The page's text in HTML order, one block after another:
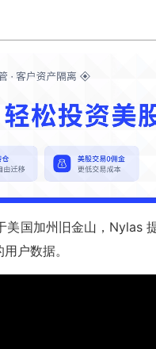
国加州旧金山，Nylas
户数据。